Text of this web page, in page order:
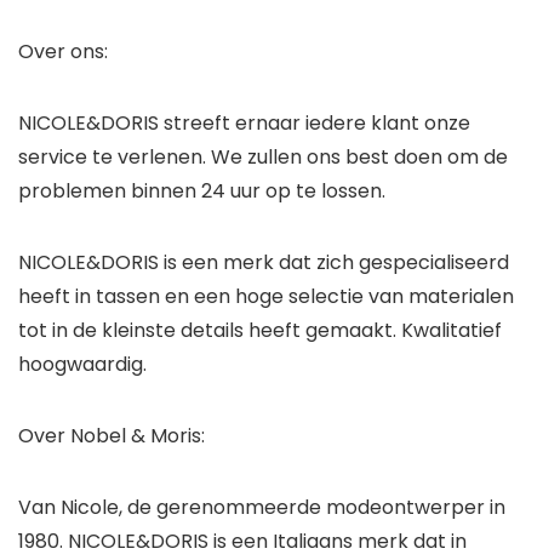
Over ons:
NICOLE&DORIS streeft ernaar iedere klant onze
service te verlenen. We zullen ons best doen om de
problemen binnen 24 uur op te lossen.
NICOLE&DORIS is een merk dat zich gespecialiseerd
heeft in tassen en een hoge selectie van materialen
tot in de kleinste details heeft gemaakt. Kwalitatief
hoogwaardig.
Over Nobel & Moris:
Van Nicole, de gerenommeerde modeontwerper in
1980. NICOLE&DORIS is een Italiaans merk dat in